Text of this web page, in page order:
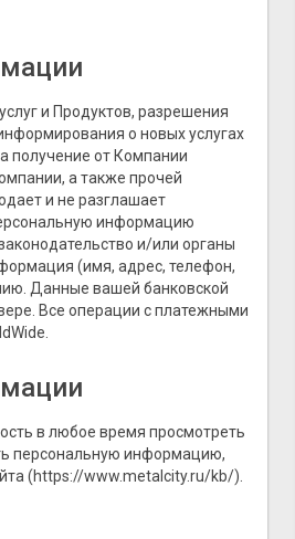
и Продуктов, разрешения
о новых услугах
получение от Компании
а также прочей
и не разглашает
информацию
и/или органы
(имя, адрес, телефон,
Данные вашей банковской
Все операции с платежными
в любое время просмотреть
персональную информацию,
(https://www.metalcity.ru/kb/).